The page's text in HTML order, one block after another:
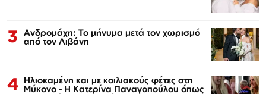
3 Ανδρομάχη: Το μήνυμα μετά τον χωρισμό
από τον Λιβάνη
4 Ηλιοκαμένη και με κοιλιακούς φέτες στη
Μύκονο - Η Κατερίνα Παναγοπούλου όπως